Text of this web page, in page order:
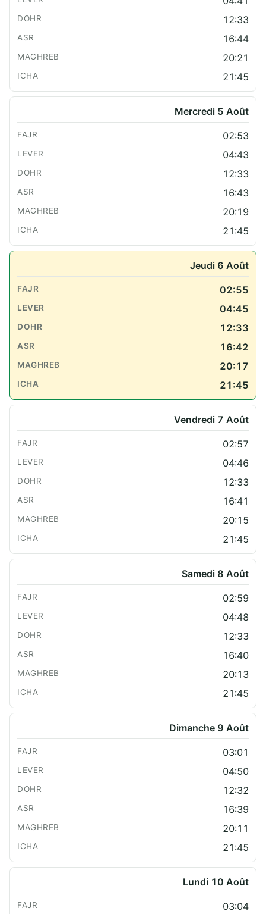
12:33
16:44
20:21
21:45
Mercredi 5 Août
02:53
04:43
12:33
16:43
20:19
21:45
Jeudi 6 Août
02:55
04:45
12:33
16:42
20:17
21:45
Vendredi 7 Août
02:57
04:46
12:33
16:41
20:15
21:45
Samedi 8 Août
02:59
04:48
12:33
16:40
20:13
21:45
Dimanche 9 Août
03:01
04:50
12:32
16:39
20:11
21:45
Lundi 10 Août
03:04